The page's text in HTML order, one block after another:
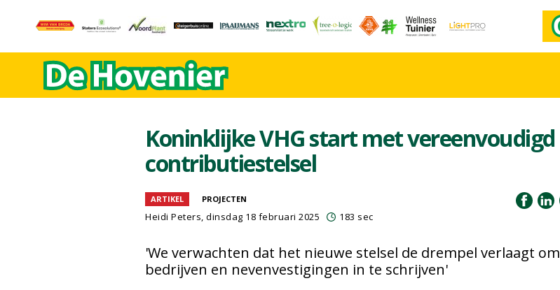
Koninklijke VHG start met vereenvoudigd
contributiestelsel
ARTIKEL PROJECTEN
Heidi Peters, dinsdag 18 februari 2025 183 sec
'We verwachten dat het nieuwe stelsel de drempel verlaagt om
bedrijven en nevenvestigingen in te schrijven'